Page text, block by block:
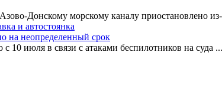
Донскому морскому каналу приостановлено из-
и автостоянка
на неопределенный срок
10 июля в связи с атаками беспилотников на суда ...